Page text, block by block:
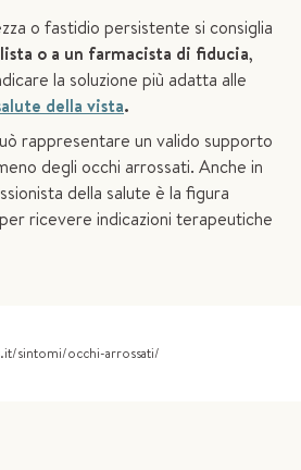
o fastidio persistente si consiglia
o a un farmacista di fiducia,
la soluzione più adatta alle
della vista.
rappresentare un valido supporto
degli occhi arrossati. Anche in
della salute è la figura
ricevere indicazioni terapeutiche
sintomi/occhi-arrossati/